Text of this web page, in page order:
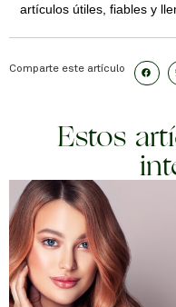
artículos útiles, fiables y
Comparte este artículo
Estos